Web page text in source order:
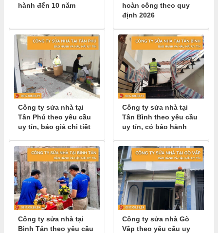
hành đến 10 năm
hoàn công theo quy
định 2026
Công ty sửa nhà tại
Tân Phú theo yêu cầu
uy tín, báo giá chi tiết
Công ty sửa nhà tại
Tân Bình theo yêu cầu
uy tín, có bảo hành
Công ty sửa nhà tại
Bình Tân theo yêu cầu
Công ty sửa nhà Gò
Vấp theo yêu cầu uy